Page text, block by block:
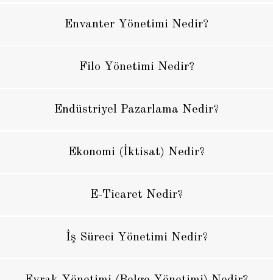
Envanter Yönetimi Nedir?
Filo Yönetimi Nedir?
Endüstriyel Pazarlama Nedir?
Ekonomi (İktisat) Nedir?
E-Ticaret Nedir?
İş Süreci Yönetimi Nedir?